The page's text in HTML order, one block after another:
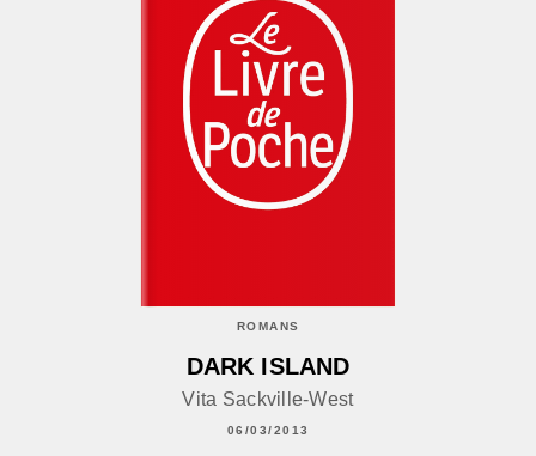
ROMANS
DARK ISLAND
Vita Sackville-West
06/03/2013